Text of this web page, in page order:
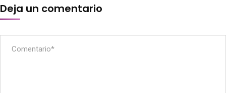
Deja un comentario